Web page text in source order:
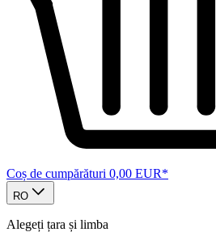
Coș de cumpărături 0,00 EUR*
RO
Alegeți țara și limba